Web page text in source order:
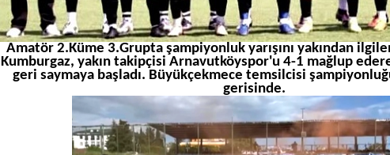
Amatör 2.Küme 3.Grupta şampiyonluk yarışını yakından
Kumburgaz, yakın takipçisi Arnavutköyspor'u 4-1 mağlup
geri saymaya başladı. Büyükçekmece temsilcisi
gerisinde.